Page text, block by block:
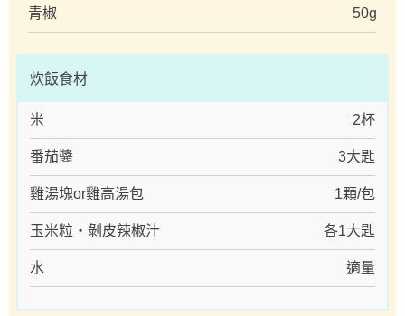
青椒 50g
炊飯食材
米 2杯
番茄醬 3大匙
雞湯塊or雞高湯包 1顆/包
玉米粒・剝皮辣椒汁 各1大匙
水 適量